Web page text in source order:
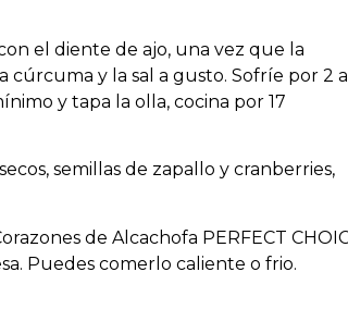
el diente de ajo, una vez que la
y la sal a gusto. Sofríe por 2 a
y tapa la olla, cocina por 17
semillas de zapallo y cranberries,
de Alcachofa PERFECT
Puedes comerlo caliente o frio.